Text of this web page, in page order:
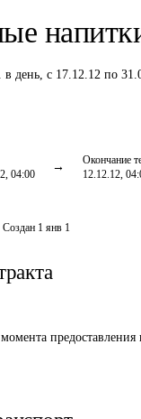
в день,с 17.12.12 по
04:00
Окончание
12.12.12,
Создан 1 янв 1
предоставления